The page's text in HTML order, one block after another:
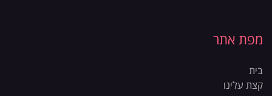
מפת אתר
בית
קצת עלינו